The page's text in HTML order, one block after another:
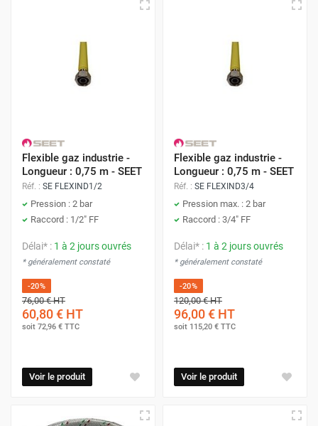
Flexible gaz industrie -
Longueur : 0,75 m - SEET
Réf. : SE FLEXIND1/2
Pression : 2 bar
Raccord : 1/2" FF
Délai* : 1 à 2 jours ouvrés
* généralement constaté
-20%
76,00 €HT
60,80 € HT
soit 72,96 € TTC
Voir le produit
Flexible gaz industrie -
Longueur : 0,75 m - SEET
Réf. : SE FLEXIND3/4
Pression max. : 2 bar
Raccord : 3/4" FF
Délai* : 1 à 2 jours ouvrés
* généralement constaté
-20%
120,00 €HT
96,00 € HT
soit 115,20 € TTC
Voir le produit